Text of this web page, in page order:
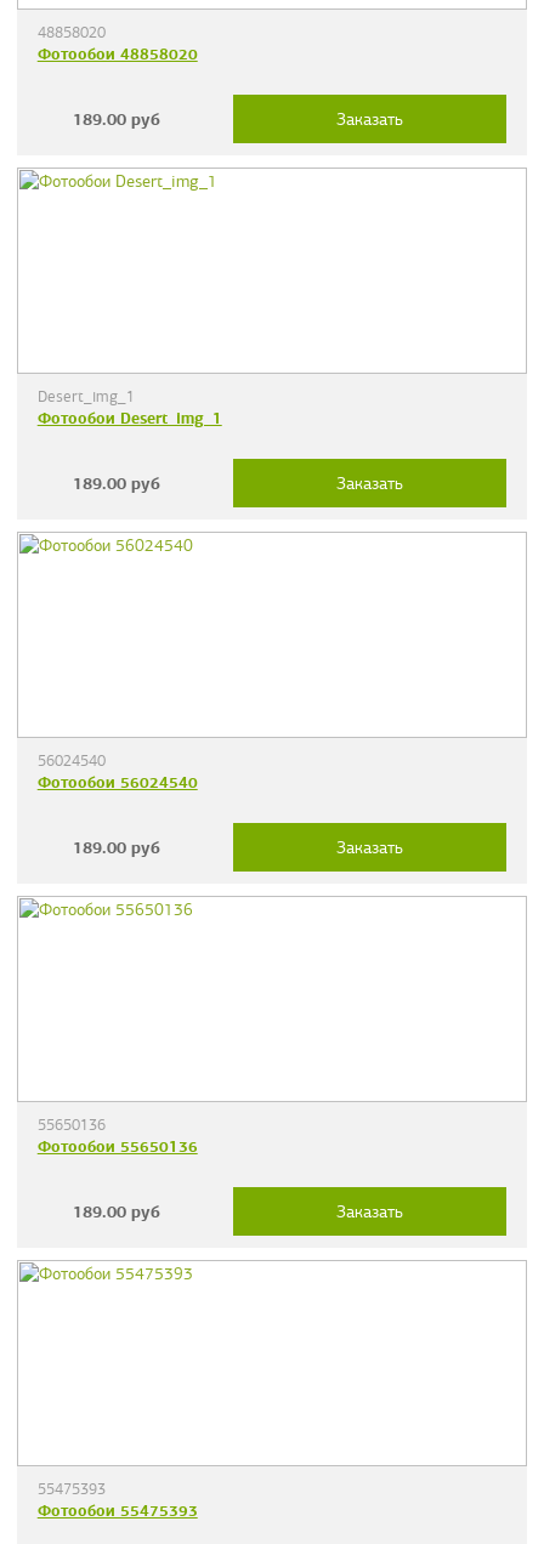
48858020
Фотообои 48858020
189.00 руб Заказать
Desert_img_1
Фотообои Desert_img_1
189.00 руб Заказать
56024540
Фотообои 56024540
189.00 руб Заказать
55650136
Фотообои 55650136
189.00 руб Заказать
55475393
Фотообои 55475393